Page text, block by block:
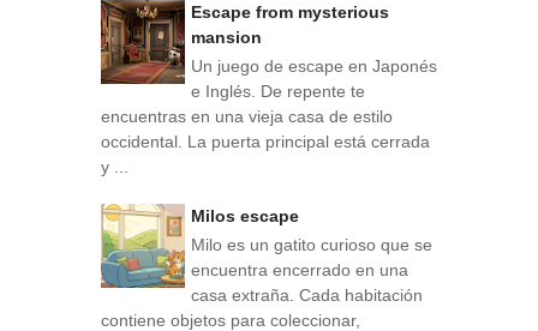
Escape from mysterious
mansion
Un juego de escape en Japonés
e Inglés. De repente te
encuentras en una vieja casa de estilo
occidental. La puerta principal está cerrada
y ...
Milos escape
Milo es un gatito curioso que se
encuentra encerrado en una
casa extraña. Cada habitación
contiene objetos para coleccionar,